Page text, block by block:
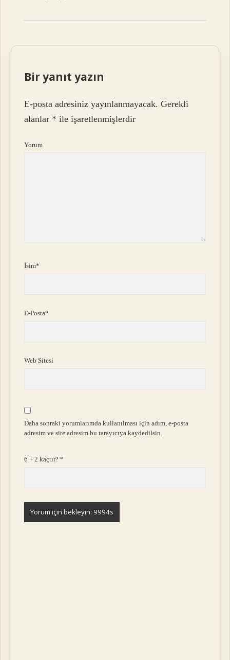
Bir yanıt yazın
E-posta adresiniz yayınlanmayacak. Gerekli
alanlar * ile işaretlenmişlerdir
Yorum
İsim*
E-Posta*
Web Sitesi
Daha sonraki yorumlarımda kullanılması için adım, e-posta
adresim ve site adresim bu tarayıcıya kaydedilsin.
6 + 2 kaçtır?*